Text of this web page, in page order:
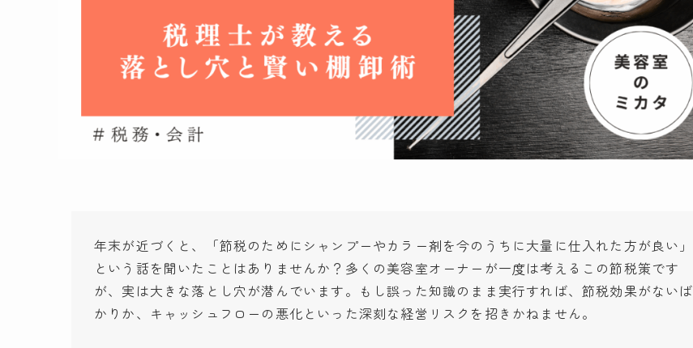
年末が近づくと、「節税のためにシャンプーやカラー剤を今のうちに大量に仕入れた方が良い」
という話を聞いたことはありませんか？多くの美容室オーナーが一度は考えるこの節税策です
が、実は大きな落とし穴が潜んでいます。もし誤った知識のまま実行すれば、節税効果がないば
かりか、キャッシュフローの悪化といった深刻な経営リスクを招きかねません。